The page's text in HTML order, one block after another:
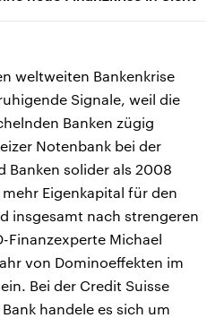
weltweiten Bankenkrise
Signale, weil die
Banken zügig
Notenbank bei der
Banken solider als 2008
Eigenkapital für den
insgesamt nach strengeren
Finanzexperte Michael
von Dominoeffekten im
Bei der Credit Suisse
handele es sich um